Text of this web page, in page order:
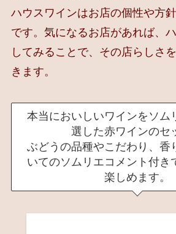
ハウスワインはお店の個性や方
です。気になるお店があれば、
してみることで、その店らしさ
きます。
本当においしいワインをソム
選した赤ワインのセ
ぶどうの品種やこだわり、香
いてのソムリエコメント付き
楽しめます。